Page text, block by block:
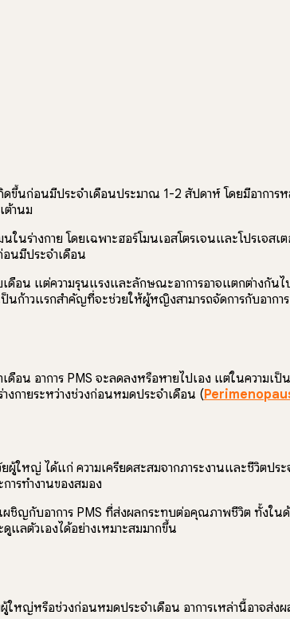
ขึ้นก่อนมีประจำเดือนประมาณ 1-2 สัปดาห์ โดยมีอาก
ต้านม
นร่างกาย โดยเฉพาะฮอร์โมนเอสโตรเจนและโปรเจ
นมีประจำเดือน
อน แต่ความรุนแรงและลักษณะอาการอาจแตกต่างกัน
ป็นก้าวแรกสำคัญที่จะช่วยให้ผู้หญิงสามารถจัดการกับอากา
ดือน อาการ PMS จะลดลงหรือหายไปเอง แต่ในควา
งกายระหว่างช่วงก่อนหมดประจำเดือน (
ผู้ใหญ่ ได้แก่ ความเครียดสะสมจากภาระงานและชีวิ
ารทำงานของสมอง
กับอาการ PMS ที่ส่งผลกระทบต่อคุณภาพชีวิต ทั้งในด้
แลตัวเองได้อย่างเหมาะสมมากขึ้น
ใหญ่หรือช่วงก่อนหมดประจำเดือน อาการเหล่านี้อาจส่